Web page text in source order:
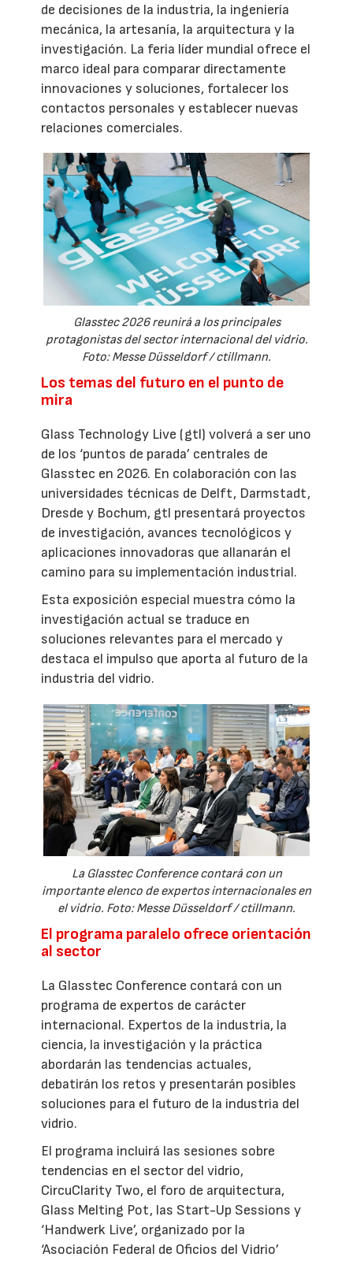
de decisiones de la industria, la ingeniería
mecánica, la artesanía, la arquitectura y la
investigación. La feria líder mundial ofrece el
marco ideal para comparar directamente
innovaciones y soluciones, fortalecer los
contactos personales y establecer nuevas
relaciones comerciales.
Glasstec 2026 reunirá a los principales
protagonistas del sector internacional del vidrio.
Foto: Messe Düsseldorf / ctillmann.
Los temas del futuro en el punto de
mira
Glass Technology Live (gtl) volverá a ser uno
de los ‘puntos de parada’ centrales de
Glasstec en 2026. En colaboración con las
universidades técnicas de Delft, Darmstadt,
Dresde y Bochum, gtl presentará proyectos
de investigación, avances tecnológicos y
aplicaciones innovadoras que allanarán el
camino para su implementación industrial.
Esta exposición especial muestra cómo la
investigación actual se traduce en
soluciones relevantes para el mercado y
destaca el impulso que aporta al futuro de la
industria del vidrio.
La Glasstec Conference contará con un
importante elenco de expertos internacionales en
el vidrio. Foto: Messe Düsseldorf / ctillmann.
El programa paralelo ofrece orientación
al sector
La Glasstec Conference contará con un
programa de expertos de carácter
internacional. Expertos de la industria, la
ciencia, la investigación y la práctica
abordarán las tendencias actuales,
debatirán los retos y presentarán posibles
soluciones para el futuro de la industria del
vidrio.
El programa incluirá las sesiones sobre
tendencias en el sector del vidrio,
CircuClarity Two, el foro de arquitectura,
Glass Melting Pot, las Start-Up Sessions y
‘Handwerk Live’, organizado por la
‘Asociación Federal de Oficios del Vidrio’